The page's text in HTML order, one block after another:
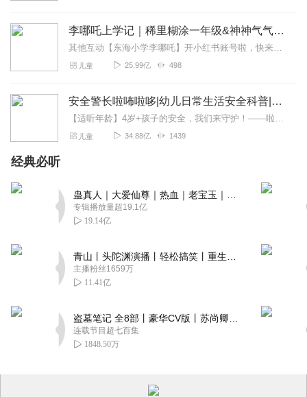
李哪吒上学记｜稀里糊涂一年级&神神气气二年级
其他互动【东海小学李哪吒】开小红书账号啦，快来关注和李哪吒成为好朋友！有机会免费领儿童会员、官方周边！【点击加入】东海小学广播站圈子，更多互动！李哪吒全新冒险番...
儿童 25.99亿 498
安全警长啦咘啦哆|幼儿日常生活安全科普|宝宝巴士
【适听年龄】4岁+孩子的安全，我们来守护！——啦咘啦哆警长宣孩子天生爱冒险，好奇心爆棚！不是在大马路上比赛跑，就是踩着椅子上下跳，怎样才能保护孩子平安长大？听...
儿童 34.88亿 1439
经典必听
专辑播放量超19.1亿
19.14亿
主播粉丝1659万
11.41亿
连载节目超七百集
1848.50万